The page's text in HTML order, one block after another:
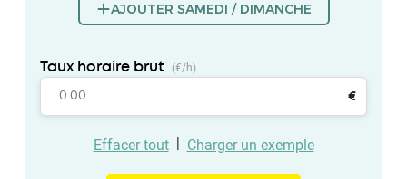
AJOUTER SAMEDI / DIMANCHE
Taux horaire brut (€/h)
€
Effacer tout | Charger un exemple